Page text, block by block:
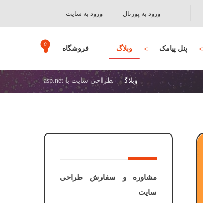
ورود به سایت ورود به پورتال
پنل پیامک وبلاگ فروشگاه
وبلاگ طراحی سایت با asp.net
مشاوره و سفارش طراحی
سایت